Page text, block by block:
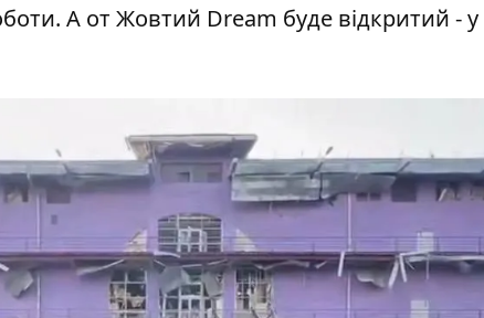
А от Жовтий Dream буде відкритий - у